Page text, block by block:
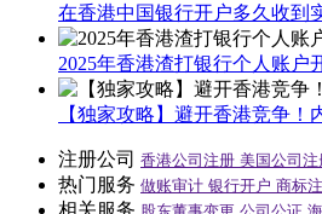
在香港中国银行开户多久收到
2025年香港渣打银行个人账户
【独家攻略】避开香港竞争
注册公司 香港公司注册 美国公司注
热门服务 做账审计 银行开户 商标
相关服务